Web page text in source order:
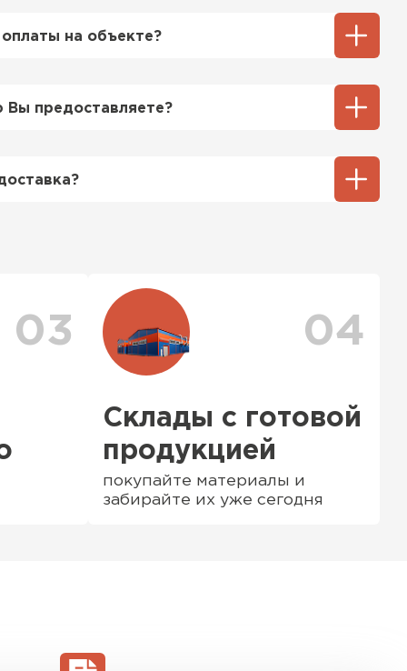
профнастил, ондулин, битумные
на объекте?
При этом, если доставленный
качества, Вы вправе отказаться от
предоставляете?
качества, а также товарно-
скидки.
03 04
Склады с готовой
продукцией
покупайте материалы и
забирайте их уже сегодня